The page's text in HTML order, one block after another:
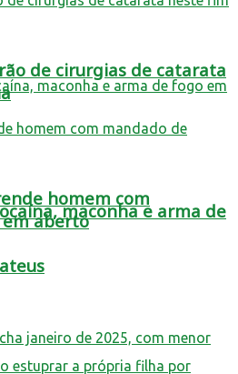
maconha e arma de
de cirurgias de catarata
homem com
aberto